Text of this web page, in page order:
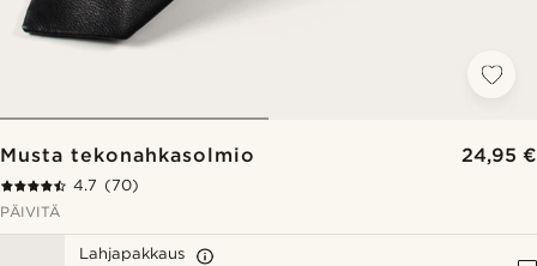
Musta tekonahkasolmio 24,95 €
4.7 (70)
PÄIVITÄ
Lahjapakkaus